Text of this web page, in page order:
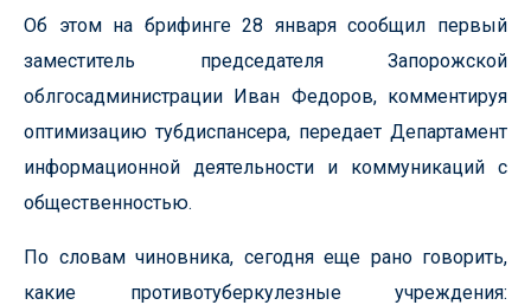
Об этом на брифинге 28 января сообщил первый
заместитель председателя Запорожской
облгосадминистрации Иван Федоров, комментируя
оптимизацию тубдиспансера, передает Департамент
информационной деятельности и коммуникаций с
общественностью.
По словам чиновника, сегодня еще рано говорить,
какие противотуберкулезные учреждения: